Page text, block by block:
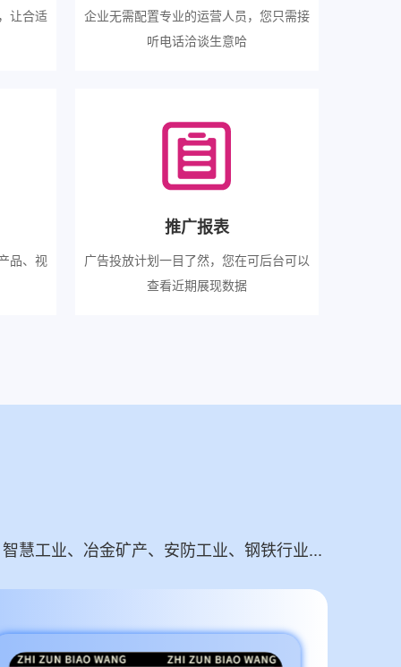
让合适
企业无需配置专业的运营人员，您只需接
听电话洽谈生意哈
品、视
推广报表
广告投放计划一目了然，您在可后台可以
查看近期展现数据
慧工业、冶金矿产、安防工业、钢铁行业...